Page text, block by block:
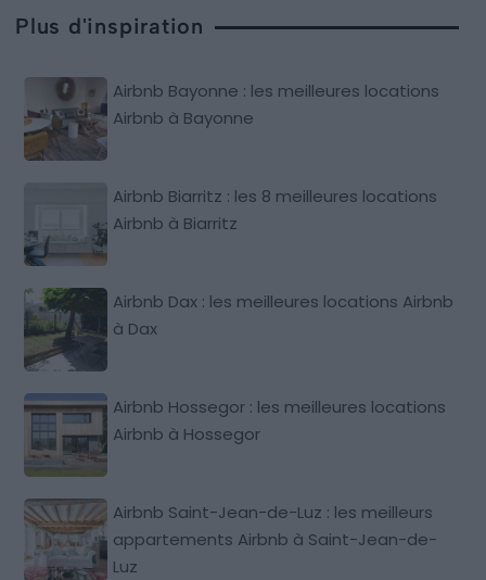
Plus d'inspiration
Airbnb Bayonne : les meilleures locations
Airbnb à Bayonne
Airbnb Biarritz : les 8 meilleures locations
Airbnb à Biarritz
Airbnb Dax : les meilleures locations Airbnb
à Dax
Airbnb Hossegor : les meilleures locations
Airbnb à Hossegor
Airbnb Saint-Jean-de-Luz : les meilleurs
appartements Airbnb à Saint-Jean-de-
Luz